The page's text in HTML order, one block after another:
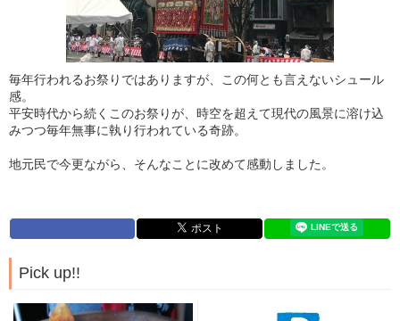
毎年行われるお祭りではありますが、この何とも言えないシュール
感。
平安時代から続くこのお祭りが、時空を超えて現代の風景に溶け込
みつつ毎年無事に執り行われている奇跡。
地元民で今更ながら、そんなことに改めて感動しました。
Pick up!!